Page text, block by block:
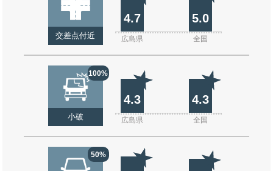
交差点付近
4.7 5.0
広島県 全国
100%
小破
4.3 4.3
広島県 全国
50%